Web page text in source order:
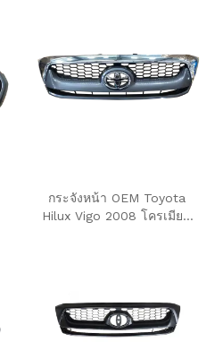
กระจังหน้า OEM Toyota
Hilux Vigo 2008 โครเมียม